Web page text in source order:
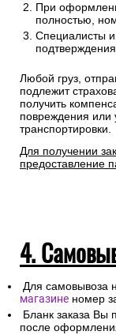
При
полностью,
Специалисты
Любой груз,
подлежит
получить
повреждения или
транспортировки.
Для получении
предоставление
4.
Для самовывоза
магазине номер
Бланк заказа Вы
после